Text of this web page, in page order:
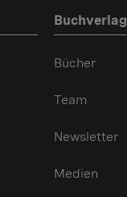
Buchverlag
Bücher
Team
Newsletter
Medien